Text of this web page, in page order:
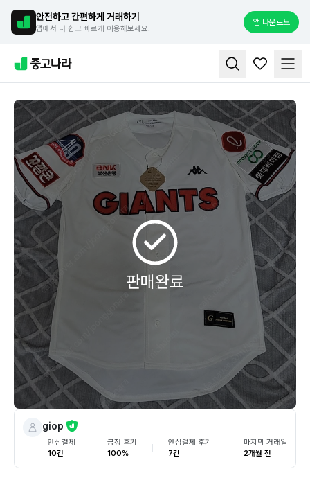
안전하고 간편하게 거래하기
앱에서 더 쉽고 빠르게 이용해보세요!
앱 다운로드
판매완료
giop
안심결제
10건
긍정 후기
100%
안심결제 후기
7건
마지막 거래일
2개월 전